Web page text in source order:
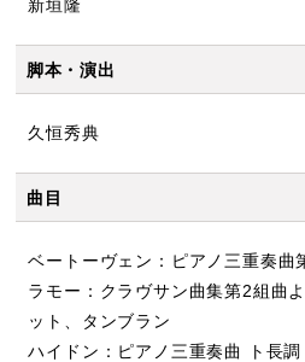
新垣隆
脚本・演出
久恒秀典
曲目
ベートーヴェン：ピアノ三重奏曲
ラモー：クラヴサン曲集第2組曲
ット、タンブラン
ハイドン：ピアノ三重奏曲 ト長